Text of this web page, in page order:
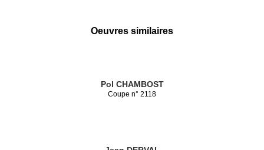
Oeuvres similaires
Pol CHAMBOST
Coupe n° 2118